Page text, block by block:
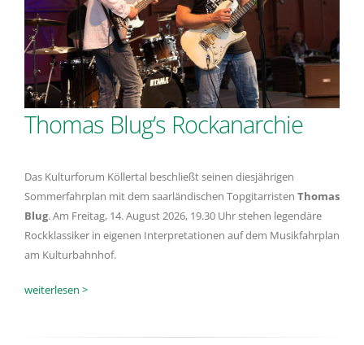
Thomas Blug’s Rockanarchie
Das Kulturforum Köllertal beschließt seinen diesjährigen
Sommerfahrplan mit dem saarländischen Topgitarristen Thomas
Blug. Am Freitag, 14. August 2026, 19.30 Uhr stehen legendäre
Rockklassiker in eigenen Interpretationen auf dem Musikfahrplan
am Kulturbahnhof.
weiterlesen >